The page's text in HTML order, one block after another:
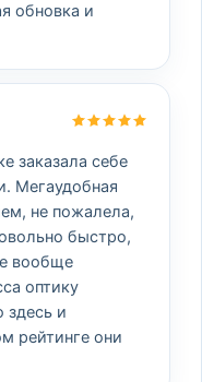
обновка и
заказала себе
Мегаудобная
не пожалела,
быстро,
вообще
оптику
здесь и
рейтинге они